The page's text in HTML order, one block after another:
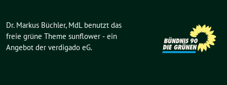
Dr. Markus Büchler, MdL benutzt das
freie grüne Theme sunflower ‐ ein
Angebot der verdigado eG.